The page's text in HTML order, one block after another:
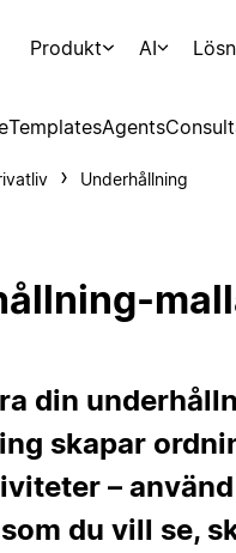
Produkt AI
TemplatesAgents
Underhållning
din
skapar
–
du vill se,